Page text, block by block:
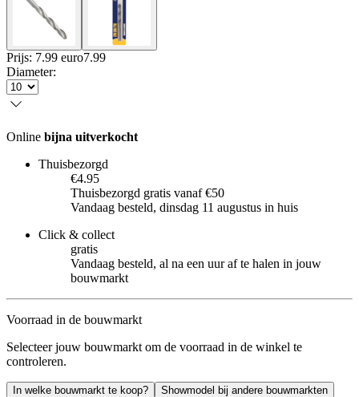
Prijs: 7.99 euro7.99
Diameter:
Online bijna uitverkocht
Thuisbezorgd
€4.95
Thuisbezorgd gratis vanaf €50
Vandaag besteld, dinsdag 11 augustus in huis
Click & collect
gratis
Vandaag besteld, al na een uur af te halen in jouw
bouwmarkt
Voorraad in de bouwmarkt
Selecteer jouw bouwmarkt om de voorraad in de winkel te
controleren.
In welke bouwmarkt te koop? Showmodel bij andere bouwmarkten